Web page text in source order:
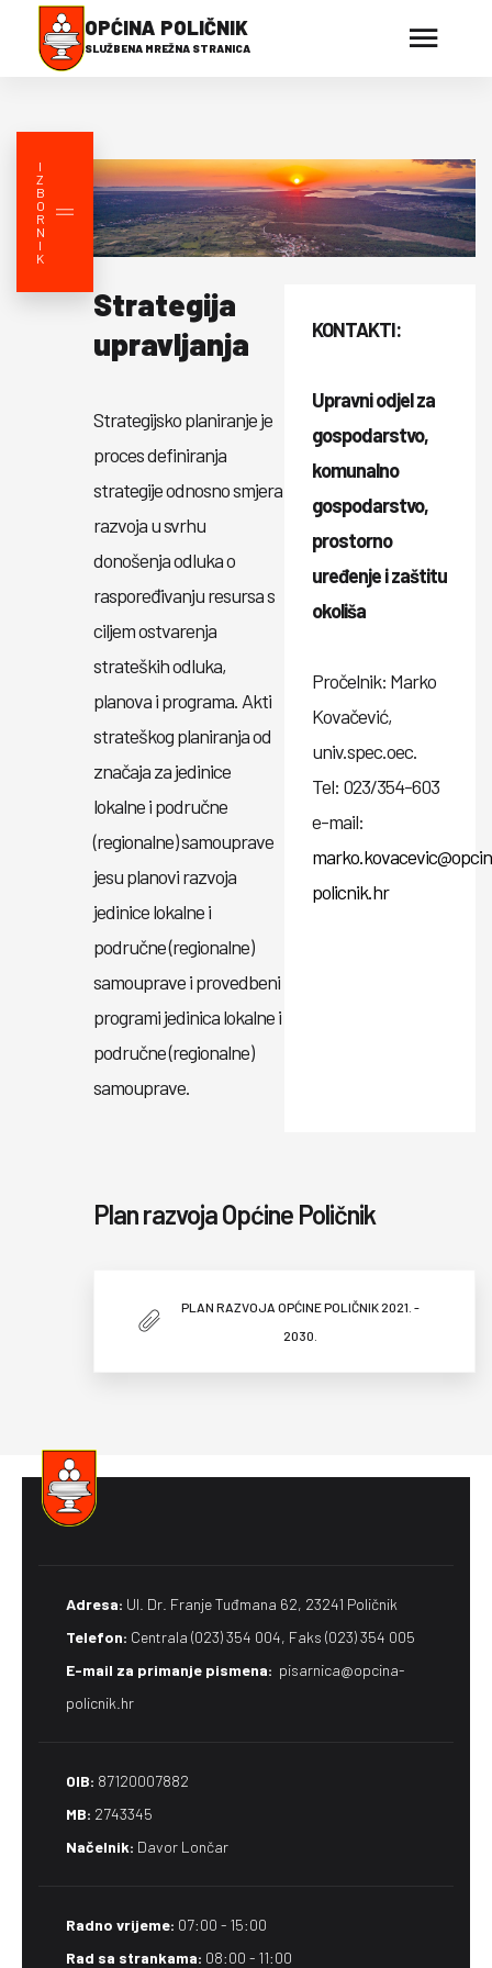
OPĆINA POLIČNIK
SLUŽBENA MREŽNA STRANICA
I
Z
B
O
R
N
I
K
Strategija
upravljanja
Strategijsko planiranje je
proces definiranja
strategije odnosno smjera
razvoja u svrhu
donošenja odluka o
raspoređivanju resursa s
ciljem ostvarenja
strateških odluka,
planova i programa. Akti
strateškog planiranja od
značaja za jedinice
lokalne i područne
(regionalne) samouprave
jesu planovi razvoja
jedinice lokalne i
područne (regionalne)
samouprave i provedbeni
programi jedinica lokalne i
područne (regionalne)
samouprave.
KONTAKTI:
Upravni odjel za
gospodarstvo,
komunalno
gospodarstvo,
prostorno
uređenje i zaštitu
okoliša
Pročelnik: Marko
Kovačević,
univ.spec.oec.
Tel: 023/354-603
e-mail:
policnik.hr
Plan razvoja Općine Poličnik
PLAN RAZVOJA OPĆINE POLIČNIK 2021. -
2030.
Adresa: Ul. Dr. Franje Tuđmana 62, 23241 Poličnik
Telefon: Centrala (023) 354 004, Faks (023) 354 005
E-mail za primanje pismena​: pisarnica@opcina-
policnik.hr
OIB: 87120007882
MB: 2743345
Načelnik: Davor Lončar
Radno vrijeme: 07:00 - 15:00
Rad sa strankama: 08:00 - 11:00